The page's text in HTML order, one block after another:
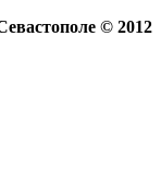
© 2012